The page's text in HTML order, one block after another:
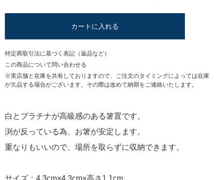
カートに入れる
特定商取引法に基づく表記（返品など）
この商品について問い合わせる
※実店舗と在庫を共有しておりますので、ご注文のタイミングによっては在庫
が欠品する場合がございます。その際は改めて納期をご連絡いたします。
白とプラチナが高級感のある箸置です。
渕が反っている為、お箸が安定します。
重なりもいいので、場所を取らずに収納できます。